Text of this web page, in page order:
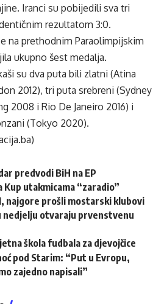
Iranci su pobijedili sva tri
rezultatom 3:0.
na prethodnim Paraolimpijskim
ukupno šest medalja.
su dva puta bili zlatni (Atina
2012), tri puta srebreni (Sydney
2008 i Rio De Janeiro 2016) i
(Tokyo 2020).
predvodi BiH na EP
Kup utakmicama “zaradio”
najgore prošli mostarski klubovi
nedjelju otvaraju prvenstvenu
škola fudbala za djevojčice
pod Starim: “Put u Evropu,
zajedno napisali”